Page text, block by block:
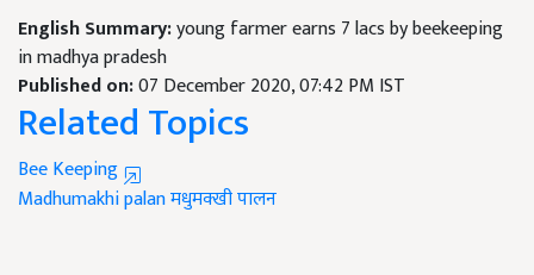
English Summary:young farmer earns 7 lacs by beekeeping
in madhya pradesh
Published on:07 December 2020, 07:42 PM IST
Related Topics
Bee Keeping
Madhumakhi palanमधुमक्खी पालन